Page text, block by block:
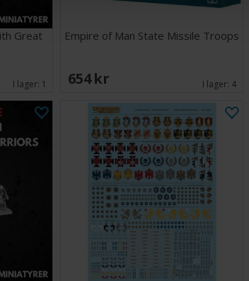
Great
I lager: 1
Empire of Man State Missile Troops
654 SEK I lager: 4